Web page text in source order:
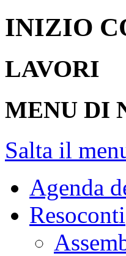
INIZIO
LAVORI
MENU DI
Salta il
Agenda
Resoconti